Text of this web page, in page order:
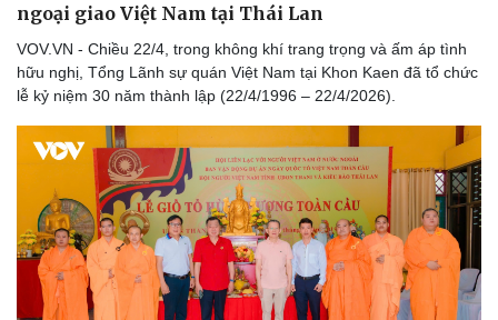
Văn hóa
Sân khấu - Điện ảnh
Âm nhạc
Di sản
Giải trí
Nghệ sĩ
Sao Việt
ngoại giao Việt Nam tại Thái Lan
VOV.VN - Chiều 22/4, trong không khí trang trọng và ấm áp tình
hữu nghị, Tổng Lãnh sự quán Việt Nam tại Khon Kaen đã tổ chức
lễ kỷ niệm 30 năm thành lập (22/4/1996 – 22/4/2026).